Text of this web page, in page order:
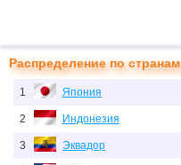
Распределение по странам
1 Япония
2 Индонезия
3 Эквадор